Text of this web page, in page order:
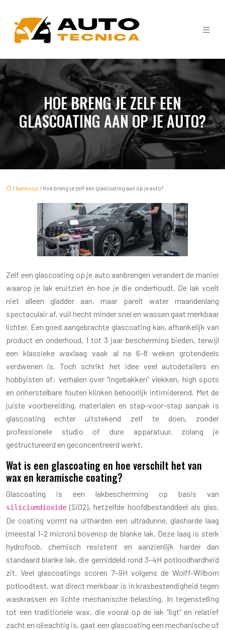
HOE BRENG JE ZELF EEN
GLASCOATING AAN OP JE AUTO?
/Aankoop / Hoe breng je zelf een glascoating aan op je auto?
Zelf een glascoating op je auto aanbrengen verandert de manier
waarop je lak eruitziet én hoe je die onderhoudt. De lak voelt
niet alleen gladder aan, maar parelt water maandenlang
spectaculair af, vuil hecht minder snel en wassen gaat merkbaar
lichter. Een goed aangebrachte glascoating kan, afhankelijk van
product en onderhoud, 1 tot 3 jaar bescherming bieden, terwijl
een klassieke waxlaag vaak al na 6–8 weken grotendeels
verdwenen is. Toch schrikt het idee veel autodetailers en
hobbyisten af: verhalen over “ingebakken” vlekken, high spots
en onherstelbare fouten klinken behoorlijk intimiderend. Met de
juiste voorbereiding, materialen en stap-voor-stap aanpak is
glascoating echter uitstekend zelf te doen, zonder
professionele studio of dure apparatuur, zolang je
gestructureerd en geconcentreerd werkt.
Wat is een glascoating en hoe verschilt het van
wax en keramische coating?
Glascoating is een lakbescherming op basis van
siliciumdioxide (SiO2), hetzelfde hoofdbestanddeel als glas.
De coating vormt na uitharden een ultradunne, glasharde laag
(meestal 1–2 micron) bovenop de blanke lak. Deze laag is sterk
hydrofoob, chemisch resistent en aanzienlijk harder dan
standaard blanke lak, die gemiddeld rond 3–4H potloodhardheid
zit. Veel glascoatings scoren 7–9H volgens de Wolff-Wilborn
potloodtest, wat direct merkbaar is in krasbestendigheid tegen
waskrassen en lichte mechanische belasting. In tegenstelling
tot een traditionele wax, die vooral op de lak “ligt” en relatief
zacht en olieachtig is, gaat een glascoating een mechanische of